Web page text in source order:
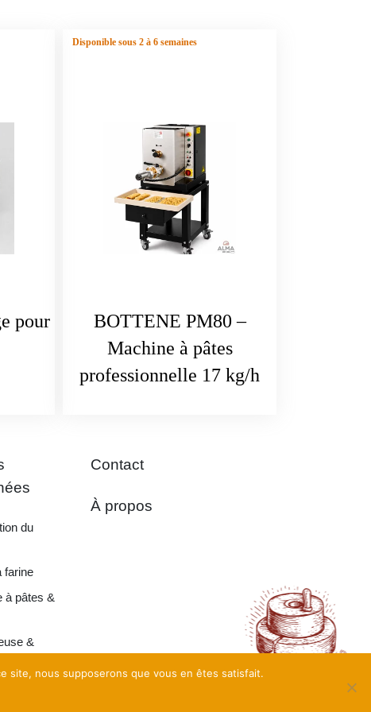
pour
Disponible sous 2 à 6 semaines
BOTTENE PM80 –
Machine à pâtes
professionnelle 17 kg/h
du
farine
à pâtes &
&
Contact
À propos
site, nous supposerons que vous en êtes satisfait.